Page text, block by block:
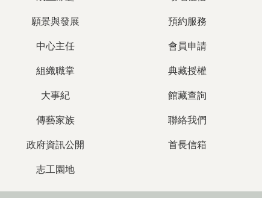
願景與發展
中心主任
組織職掌
大事紀
傳藝家族
政府資訊公開
志工園地
預約服務
會員申請
典藏授權
館藏查詢
聯絡我們
首長信箱